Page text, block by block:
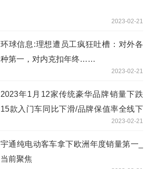
2023-02-21
环球信息:理想遭员工疯狂吐槽：对外各
种第一，对内克扣年终……
2023-02-21
2023年1月12家传统豪华品牌销量下跌
15款入门车同比下滑/品牌保值率全线下
2023-02-21
宇通纯电动客车拿下欧洲年度销量第一_
当前聚焦